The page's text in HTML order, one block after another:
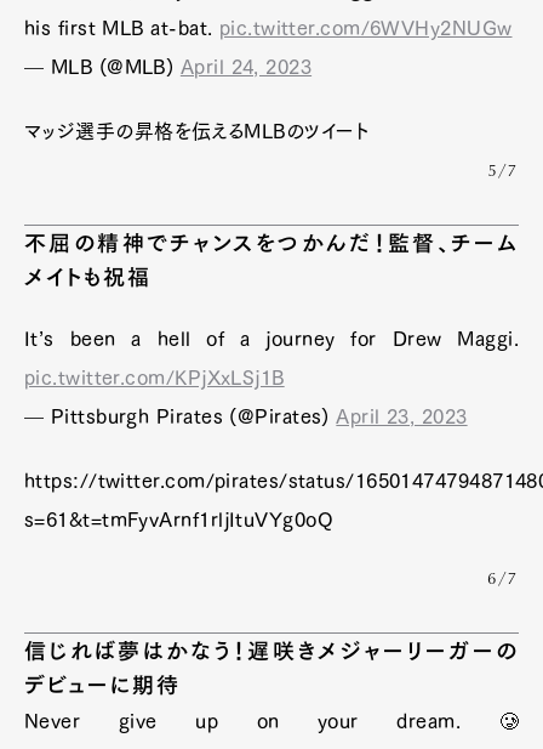
his first MLB at-bat. pic.twitter.com/6WVHy2NUGw
— MLB (@MLB) April 24, 2023
マッジ選手の昇格を伝えるMLBのツイート
5/7
不屈の精神でチャンスをつかんだ！監督、チーム
メイトも祝福
It’s been a hell of a journey for Drew Maggi.
pic.twitter.com/KPjXxLSj1B
— Pittsburgh Pirates (@Pirates) April 23, 2023
https://twitter.com/pirates/status/
s=61&t=tmFyvArnf1rljItuVYg0oQ
6/7
信じれば夢はかなう！遅咲きメジャーリーガーの
デビューに期待
Never give up on your dream. 🥲